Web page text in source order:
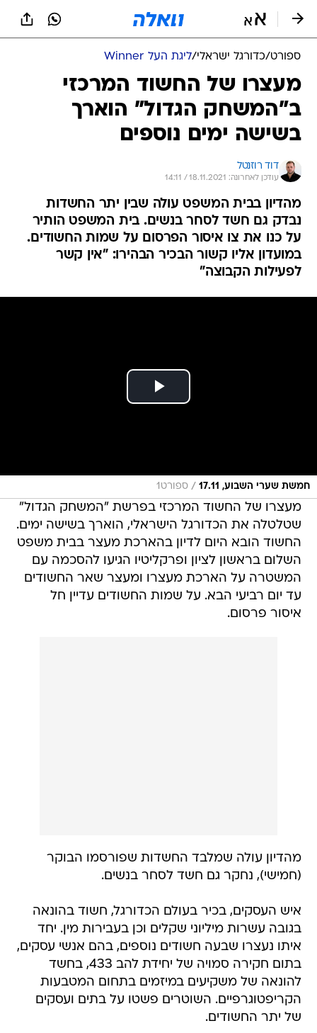
ספורט/כדורגל ישראלי/ליגת העל Winner
מעצרו של החשוד המרכזי
ב"המשחק הגדול" הוארך
בשישה ימים נוספים
דוד רוזנטל
עודכן לאחרונה: 18.11.2021 / 14:11
מהדיון בבית המשפט עולה שבין יתר החשדות
נבדק גם חשד לסחר בנשים. בית המשפט הותיר
על כנו את צו איסור הפרסום על שמות החשודים.
במועדון אליו קשור הבכיר הבהירו: "אין קשר
לפעילות הקבוצה"
חמשת שערי השבוע, 17.11 / ספורט1
מעצרו של החשוד המרכזי בפרשת "המשחק הגדול"
שטלטלה את הכדורגל הישראלי, הוארך בשישה ימים.
החשוד הובא היום לדיון בהארכת מעצר בבית משפט
השלום בראשון לציון ופרקליטיו הגיעו להסכמה עם
המשטרה על הארכת מעצרו ומעצר שאר החשודים
עד יום רביעי הבא. על שמות החשודים עדיין חל
איסור פרסום.
מהדיון עולה שמלבד החשדות שפורסמו הבוקר
(חמישי), נחקר גם חשד לסחר בנשים.
איש העסקים, בכיר בעולם הכדורגל, חשוד בהונאה
בגובה עשרות מיליוני שקלים וכן בעבירות מין. יחד
איתו נעצרו שבעה חשודים נוספים, בהם אנשי עסקים,
בתום חקירה סמויה של יחידת להב 433, בחשד
להונאה של משקיעים במיזמים בתחום המטבעות
הקריפטוגרפיים. השוטרים פשטו על בתים ועסקים
של יתר החשודים.